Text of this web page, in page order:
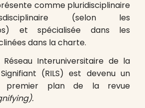
comme pluridisciplinaire
(selon les
et spécialisée dans les
dans la charte.
Réseau Interuniversitaire de la
(RILS) est devenu un
premier plan de la revue